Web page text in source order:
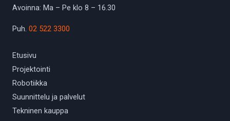
Avoinna: Ma – Pe klo 8 – 16.30
Puh. 02 522 3300
Etusivu
Projektointi
Robotiikka
Suunnittelu ja palvelut
Tekninen kauppa